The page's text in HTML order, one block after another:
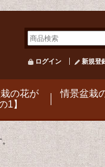
ログイン 新規登
の花が
1】
情景盆栽
。